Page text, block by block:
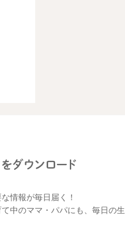
情報が毎日届く！
中のママ・パパにも、毎日の